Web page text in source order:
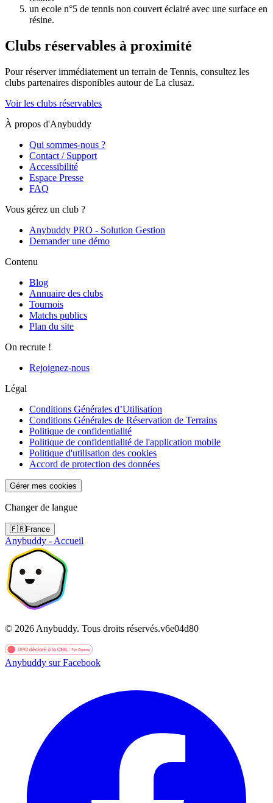
un ecole n°5 de tennis non couvert éclairé avec une surface en
résine.
Clubs réservables à proximité
Pour réserver immédiatement un terrain de Tennis, consultez les
clubs partenaires disponibles autour de La clusaz.
Voir les clubs réservables
À propos d'Anybuddy
Qui sommes-nous ?
Contact / Support
Accessibilité
Espace Presse
FAQ
Vous gérez un club ?
Anybuddy PRO - Solution Gestion
Demander une démo
Contenu
Blog
Annuaire des clubs
Tournois
Matchs publics
Plan du site
On recrute !
Rejoignez-nous
Légal
Conditions Générales d’Utilisation
Conditions Générales de Réservation de Terrains
Politique de confidentialité
Politique de confidentialité de l'application mobile
Politique d'utilisation des cookies
Accord de protection des données
Gérer mes cookies
Changer de langue
🇫🇷France
Anybuddy - Accueil
© 2026 Anybuddy. Tous droits réservés.v6e04d80
Anybuddy sur Facebook